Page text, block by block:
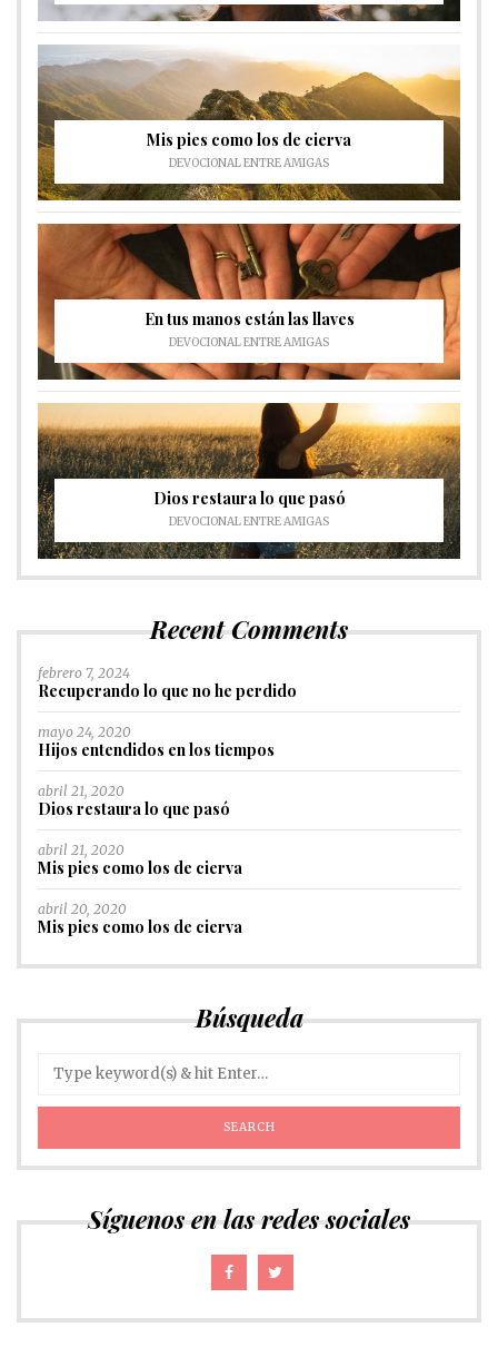
Mis pies como los de cierva
DEVOCIONAL ENTRE AMIGAS
En tus manos están las llaves
DEVOCIONAL ENTRE AMIGAS
Dios restaura lo que pasó
DEVOCIONAL ENTRE AMIGAS
Recent Comments
febrero 7, 2024
Recuperando lo que no he perdido
mayo 24, 2020
Hijos entendidos en los tiempos
abril 21, 2020
Dios restaura lo que pasó
abril 21, 2020
Mis pies como los de cierva
abril 20, 2020
Mis pies como los de cierva
Búsqueda
Síguenos en las redes sociales